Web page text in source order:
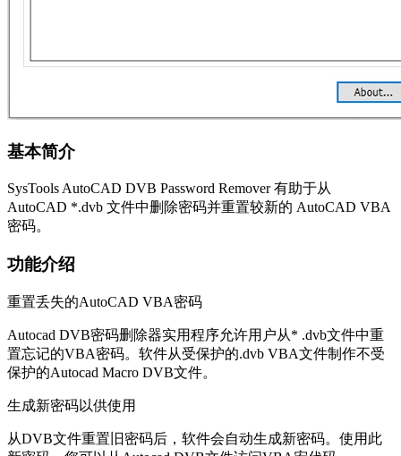
基本简介
SysTools AutoCAD DVB Password Remover 有助于从
AutoCAD *.dvb 文件中删除密码并重置较新的 AutoCAD VBA
密码。
功能介绍
重置丢失的AutoCAD VBA密码
Autocad DVB密码删除器实用程序允许用户从* .dvb文件中重
置忘记的VBA密码。软件从受保护的.dvb VBA文件制作不受
保护的Autocad Macro DVB文件。
生成新密码以供使用
从DVB文件重置旧密码后，软件会自动生成新密码。使用此